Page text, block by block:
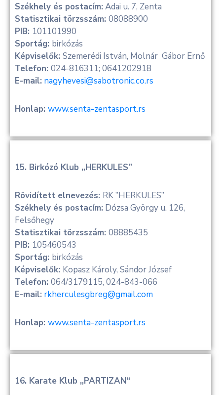
Székhely és postacím: Adai u. 7, Zenta
Statisztikai törzsszám: 08088900
PIB: 101101990
Sportág: birkózás
Képviselők: Szemerédi István, Molnár Gábor Ernő
Telefon: 024-816311; 0641202918
E-mail: nagyhevesi@sabotronic.co.rs
Honlap: www.senta-zentasport.rs
15. Birkózó Klub „HERKULES”
Rövidített elnevezés: RK ”HERKULES”
Székhely és postacím: Dózsa György u. 126,
Felsőhegy
Statisztikai törzsszám: 08885435
PIB: 105460543
Sportág: birkózás
Képviselők: Kopasz Károly, Sándor József
Telefon: 064/3179115, 024-843-066
E-mail: rkherculesgbreg@gmail.com
Honlap: www.senta-zentasport.rs
16. Karate Klub „PARTIZAN“